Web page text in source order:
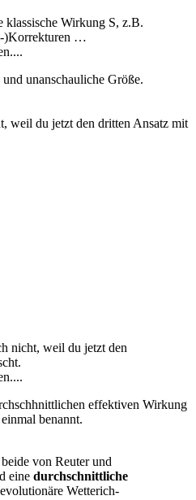
klassische Wirkung S, z.B.
)Korrekturen …
unanschauliche Größe.
weil du jetzt den dritten Ansatz mit
nicht, weil du jetzt den
effektiven Wirkung
benannt.
von Reuter und
eine durchschnittliche
Wetterich-